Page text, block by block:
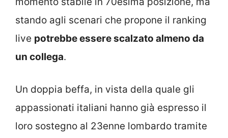
stando agli scenari che propone il ranking
live potrebbe essere scalzato almeno da
un collega.
Un doppia beffa, in vista della quale gli
appassionati italiani hanno già espresso il
loro sostegno al 23enne lombardo tramite